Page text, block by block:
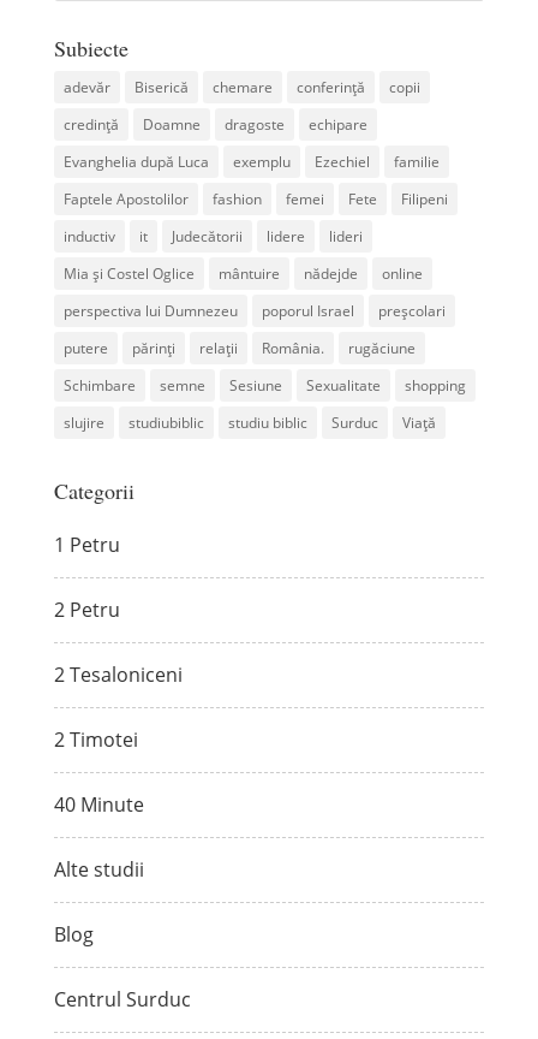
Subiecte
adevăr Biserică chemare conferință
copii
credință
Doamne dragoste
echipare
Evanghelia după Luca
exemplu Ezechiel
familie
Faptele Apostolilor
fashion femei Fete
Filipeni
inductiv
it Judecătorii lidere
lideri
Mia și Costel Oglice
mântuire nădejde
online
perspectiva lui Dumnezeu
poporul Israel
preșcolari
putere
părinți relații România.
rugăciune
Schimbare
semne Sesiune Sexualitate
shopping
slujire
studiubiblic studiu biblic Surduc Viață
Categorii
1 Petru
2 Petru
2 Tesaloniceni
2 Timotei
40 Minute
Alte studii
Blog
Centrul Surduc